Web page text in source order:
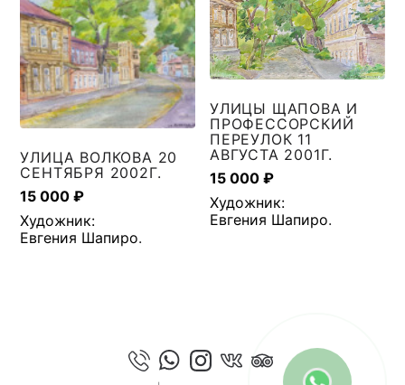
УЛИЦА ВОЛКОВА 20
СЕНТЯБРЯ 2002Г.
15 000₽
Художник:
Евгения Шапиро.
УЛИЦЫ ЩАПОВА И
ПРОФЕССОРСКИЙ
ПЕРЕУЛОК 11
АВГУСТА 2001Г.
15 000₽
Художник:
Евгения Шапиро.